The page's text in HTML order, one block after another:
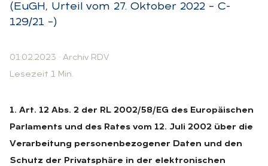
(EuGH, Urteil vom 27. Oktober 2022 – C-
129/21 –)
01.02.2023 · Archiv RDV
Lesezeit 1 Min.
1. Art. 12 Abs. 2 der RL 2002/58/EG des Europäischen
Parlaments und des Rates vom 12. Juli 2002 über die
Verarbeitung personenbezogener Daten und den
Schutz der Privatsphäre in der elektronischen